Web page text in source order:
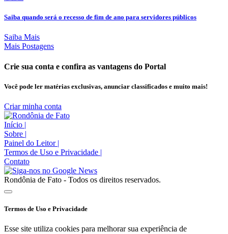
Saiba quando será o recesso de fim de ano para servidores públicos
Saiba Mais
Mais Postagens
Crie sua conta e confira as vantagens do Portal
Você pode ler matérias exclusivas, anunciar classificados e muito mais!
Criar minha conta
Início |
Sobre |
Painel do Leitor |
Termos de Uso e Privacidade |
Contato
Rondônia de Fato - Todos os direitos reservados.
Termos de Uso e Privacidade
Esse site utiliza cookies para melhorar sua experiência de